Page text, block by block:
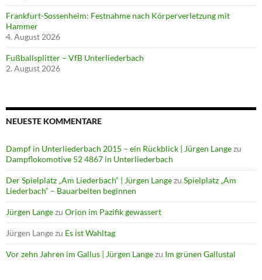
Frankfurt-Sossenheim: Festnahme nach Körperverletzung mit
Hammer
4. August 2026
Fußballsplitter – VfB Unterliederbach
2. August 2026
NEUESTE KOMMENTARE
Dampf in Unterliederbach 2015 – ein Rückblick | Jürgen Langezu
Dampflokomotive 52 4867 in Unterliederbach
Der Spielplatz „Am Liederbach“ | Jürgen Langezu Spielplatz „Am
Liederbach“ – Bauarbeiten beginnen
Jürgen Langezu Orion im Pazifik gewassert
Jürgen Langezu Es ist Wahltag
Vor zehn Jahren im Gallus | Jürgen Langezu Im grünen Gallustal